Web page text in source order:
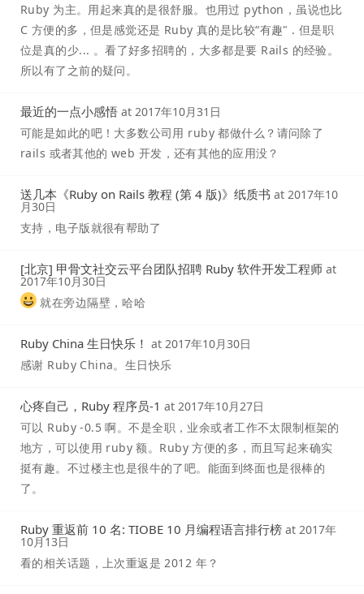
Ruby 为主。用起来真的是很舒服。也用过 python，虽说也比
C 方便的多，但是感觉还是 Ruby 真的是比较“有趣" . 但是职
位是真的少... 。看了好多招聘的，大多都是要 Rails 的经验。
所以有了之前的疑问。
最近的一点小感悟 at 2017年10月31日
可能是如此的吧！大多数公司用 ruby 都做什么？请问除了
rails 或者其他的 web 开发，还有其他的应用没？
送几本《Ruby on Rails 教程 (第 4 版)》纸质书 at 2017年10
月30日
支持，电子版就很有帮助了
[北京] 甲骨文社交云平台团队招聘 Ruby 软件开发工程师 at
2017年10月30日
就在旁边隔壁，哈哈
Ruby China 生日快乐！ at 2017年10月30日
感谢 Ruby China。生日快乐
心疼自己，Ruby 程序员-1 at 2017年10月27日
可以 Ruby -0.5 啊。不是全职，业余或者工作不太限制框架的
地方，可以使用 ruby 额。Ruby 方便的多，而且写起来确实
挺有趣。不过楼主也是很牛的了吧。能面到终面也是很棒的
了。
Ruby 重返前 10 名: TIOBE 10 月编程语言排行榜 at 2017年
10月13日
看的相关话题，上次重返是 2012 年？